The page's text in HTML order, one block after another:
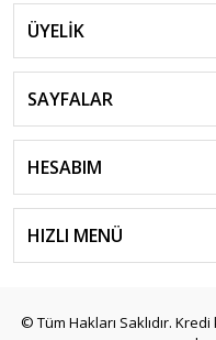
ÜYELİK
SAYFALAR
HESABIM
HIZLI MENÜ
© Tüm Hakları Saklıdır.